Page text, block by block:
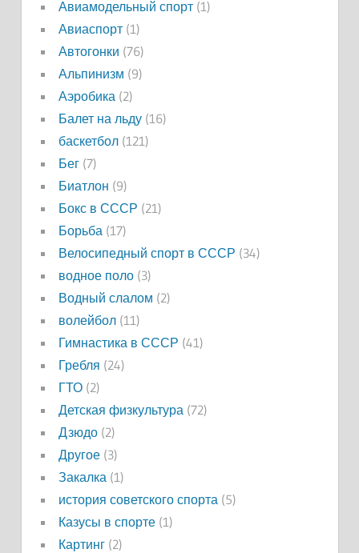
Авиамодельный спорт(1)
Авиаспорт(1)
Автогонки (76)
Альпинизм (9)
Аэробика (2)
Балет на льду(16)
баскетбол(121)
Бег(7)
Биатлон (9)
Бокс в СССР (21)
Борьба (17)
Велосипедный спорт в СССР (34)
водное поло(3)
Водный слалом (2)
волейбол(11)
Гимнастика в СССР (41)
Гребля (24)
ГТО(2)
Детская физкультура (72)
Дзюдо(2)
Другое(3)
Закалка (1)
история советского спорта (5)
Казусы в спорте(1)
Картинг(2)